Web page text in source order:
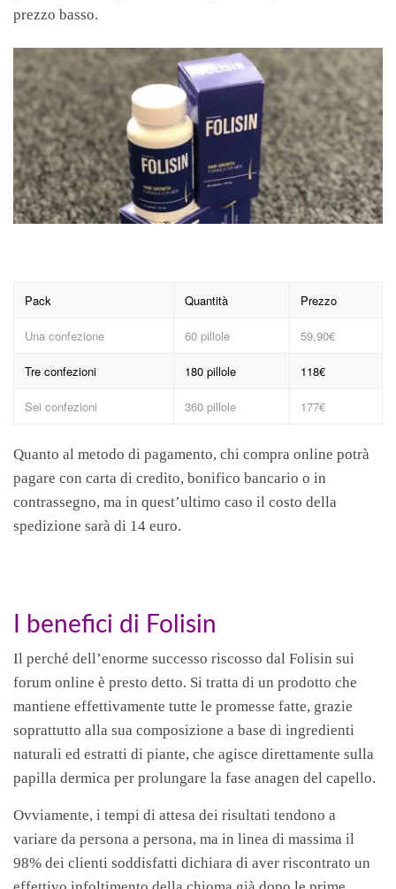
prezzo basso.
Pack Quantità Prezzo
Una confezione 60 pillole 59,90€
Tre confezioni 180 pillole 118€
Sei confezioni 360 pillole 177€
Quanto al metodo di pagamento, chi compra online potrà
pagare con carta di credito, bonifico bancario o in
contrassegno, ma in quest’ultimo caso il costo della
spedizione sarà di 14 euro.
I benefici di Folisin
Il perché dell’enorme successo riscosso dal Folisin sui
forum online è presto detto. Si tratta di un prodotto che
mantiene effettivamente tutte le promesse fatte, grazie
soprattutto alla sua composizione a base di ingredienti
naturali ed estratti di piante, che agisce direttamente sulla
papilla dermica per prolungare la fase anagen del capello.
Ovviamente, i tempi di attesa dei risultati tendono a
variare da persona a persona, ma in linea di massima il
98% dei clienti soddisfatti dichiara di aver riscontrato un